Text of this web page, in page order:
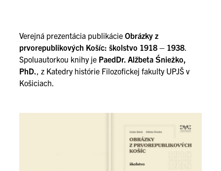
Verejná prezentácia publikácie Obrázky z
prvorepublikových Košíc: školstvo 1918 – 1938
Spoluautorkou knihy je PaedDr. Alžbeta Śnieżko,
PhD. , z Katedry histórie Filozofickej fakulty UPJŠ v
Košiciach.